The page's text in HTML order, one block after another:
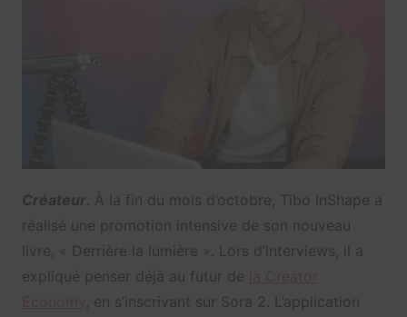
Créateur . À la fin du mois d’octobre, Tibo InShape a
réalisé une promotion intensive de son nouveau
livre, « Derrière la lumière ». Lors d’interviews, il a
expliqué penser déjà au futur de
, en s’inscrivant sur Sora 2. L’application